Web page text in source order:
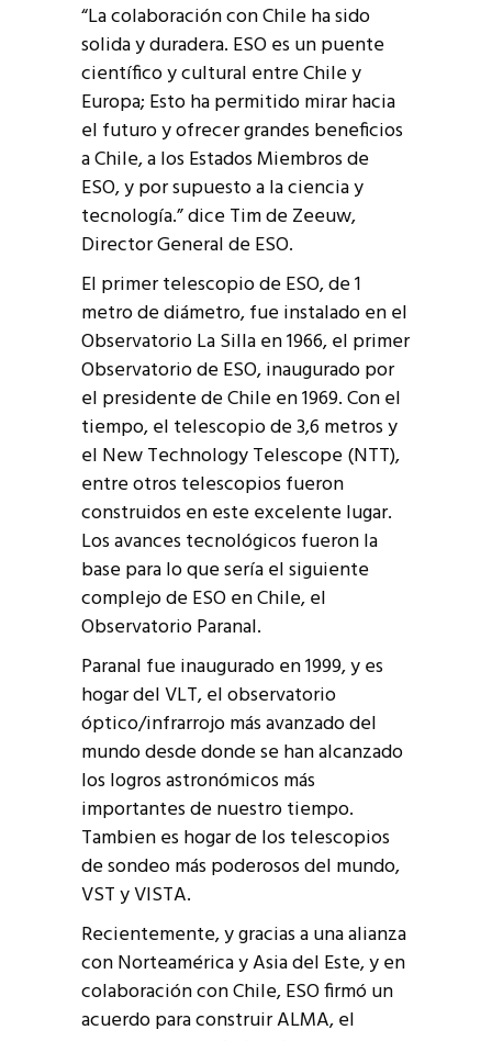
“La colaboración con Chile ha sido
solida y duradera. ESO es un puente
científico y cultural entre Chile y
Europa; Esto ha permitido mirar hacia
el futuro y ofrecer grandes beneficios
a Chile, a los Estados Miembros de
ESO, y por supuesto a la ciencia y
tecnología.” dice Tim de Zeeuw,
Director General de ESO.
El primer telescopio de ESO, de 1
metro de diámetro, fue instalado en el
Observatorio La Silla en 1966, el primer
Observatorio de ESO, inaugurado por
el presidente de Chile en 1969. Con el
tiempo, el telescopio de 3,6 metros y
el New Technology Telescope (NTT),
entre otros telescopios fueron
construidos en este excelente lugar.
Los avances tecnológicos fueron la
base para lo que sería el siguiente
complejo de ESO en Chile, el
Observatorio Paranal.
Paranal fue inaugurado en 1999, y es
hogar del VLT, el observatorio
óptico/infrarrojo más avanzado del
mundo desde donde se han alcanzado
los logros astronómicos más
importantes de nuestro tiempo.
Tambien es hogar de los telescopios
de sondeo más poderosos del mundo,
VST y VISTA.
Recientemente, y gracias a una alianza
con Norteamérica y Asia del Este, y en
colaboración con Chile, ESO firmó un
acuerdo para construir ALMA, el